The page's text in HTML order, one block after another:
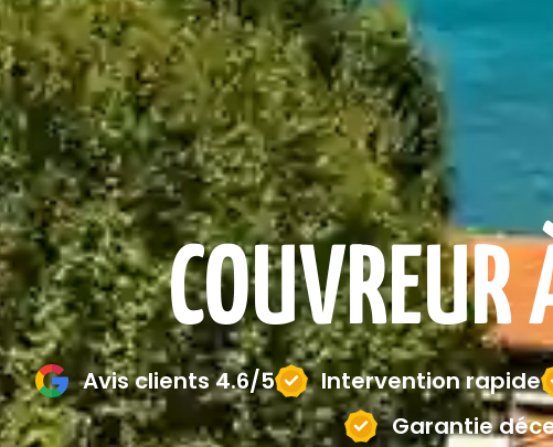
COUVREUR
Avis clients 4.6/5 Intervention rapide
Garantie